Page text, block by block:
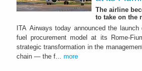
The airline
to take on the
ITA Airways today announced the
fuel procurement model at its Rome-
strategic transformation in the
chain — the f... more